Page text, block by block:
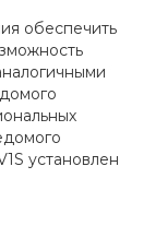
обеспечить
установлен